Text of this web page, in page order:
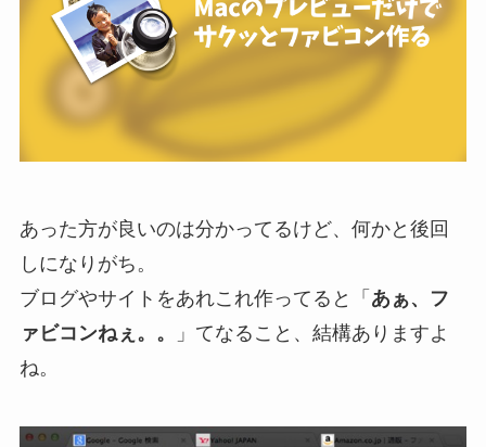
あった方が良いのは分かってるけど、何かと後回
しになりがち。
ブログやサイトをあれこれ作ってると「 あぁ、フ
ァビコンねぇ。。
」てなること、結構ありますよ
ね。